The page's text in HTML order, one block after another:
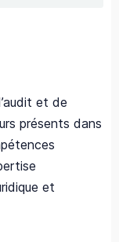
et de
présents dans
et